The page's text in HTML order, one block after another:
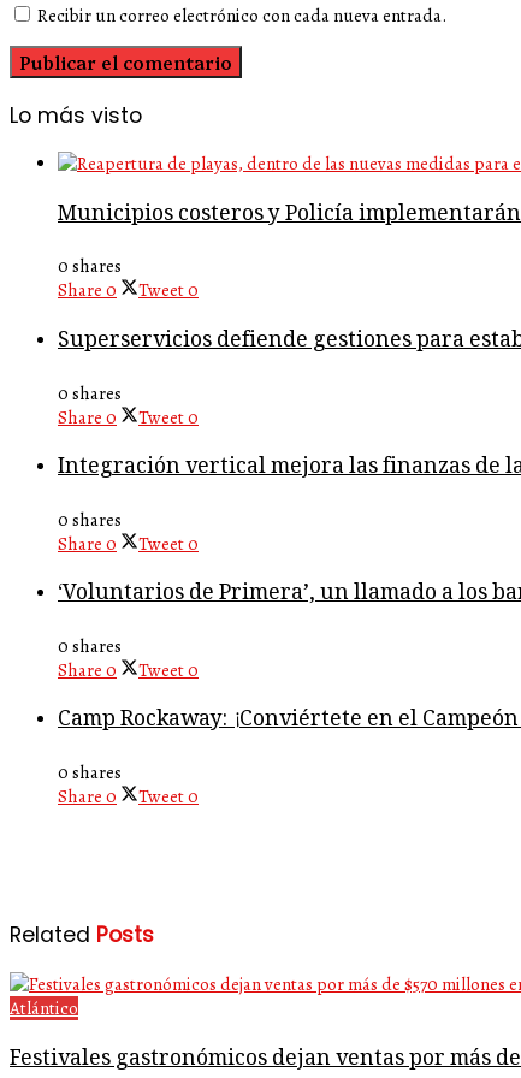
Recibir un correo electrónico con cada nueva entrada.
Lo más visto
Municipios costeros y Policía
0 shares
Share 0 Tweet0
Superservicios defiende gestiones para
0 shares
Share 0 Tweet0
Integración vertical mejora las finanzas de
0 shares
Share 0 Tweet0
‘Voluntarios de Primera’, un llamado a
0 shares
Share 0 Tweet0
Camp Rockaway: ¡Conviértete en el
0 shares
Share 0 Tweet0
Related Posts
Atlántico
Festivales gastronómicos dejan ventas por más